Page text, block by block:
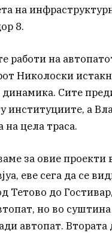
на
8.
работи на
Николоски
Сите
институциите, а
на цела траса.
за овие
еве сега да се
Тетово до
но во
автопат.